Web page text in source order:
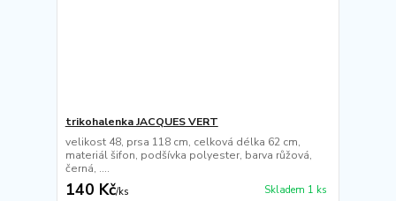
trikohalenka JACQUES VERT
velikost 48, prsa 118 cm, celková délka 62 cm,
materiál šifon, podšívka polyester, barva růžová,
černá, ....
140 Kč/ks Skladem 1 ks